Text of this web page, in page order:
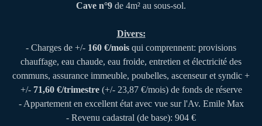
Cave n°9 de 4m² au sous-sol.
Divers:
- Charges de +/- 160 €/mois qui comprennent: provisions
chauffage, eau chaude, eau froide, entretien et électricité des
communs, assurance immeuble, poubelles, ascenseur et syndic +
+/- 71,60 €/trimestre(+/- 23,87 €/mois) de fonds de réserve
- Appartement en excellent état avec vue sur l'Av. Emile Max
- Revenu cadastral (de base): 904 €